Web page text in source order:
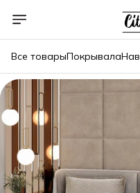
Все товарыПокрывала